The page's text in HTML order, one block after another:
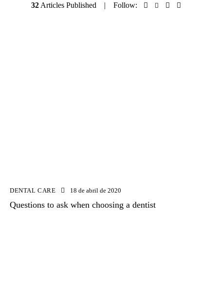
32Articles Published Follow:
DENTAL CARE 18 de abril de 2020
Questions to ask when choosing a dentist